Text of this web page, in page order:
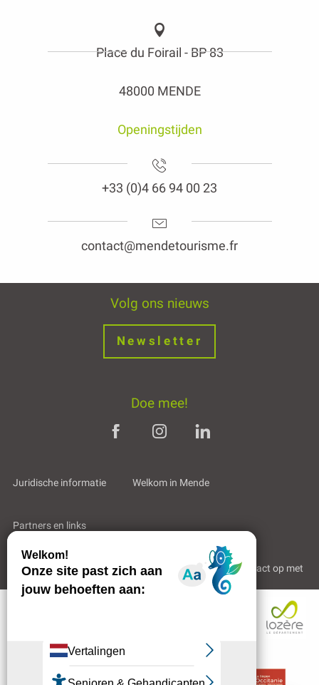
Place du Foirail - BP 83
48000 MENDE
Openingstijden
+33 (0)4 66 94 00 23
contact@mendetourisme.fr
Volg ons nieuws
Newsletter
Doe mee!
Juridische informatie Welkom in Mende
Partners en links
Professioneel gebied Wie zijn wij? Neem contact op met